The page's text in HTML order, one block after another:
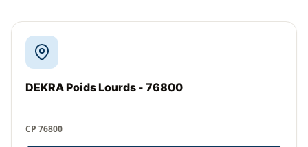
DEKRA Poids Lourds - 76800
CP 76800